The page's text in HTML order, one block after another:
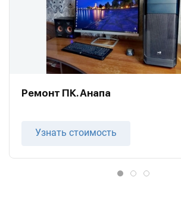
Ремонт ПК. Анапа
Узнать стоимость